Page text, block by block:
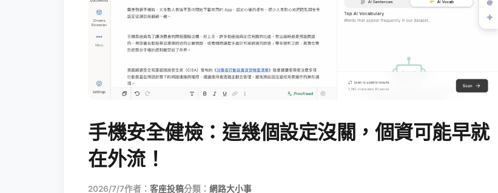
手機安全健檢：這幾個設定沒關，個資可能早就
在外流！
2026/7/7作者： 客座投稿分類： 網路大小事